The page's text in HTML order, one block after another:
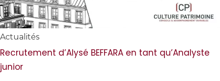
Actualités
Recrutement d’Alysé BEFFARA en tant qu’Analyste
junior